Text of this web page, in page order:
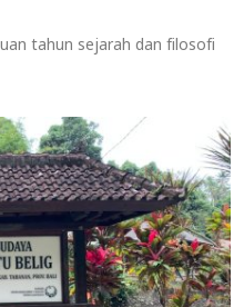
tahun sejarah dan filosofi